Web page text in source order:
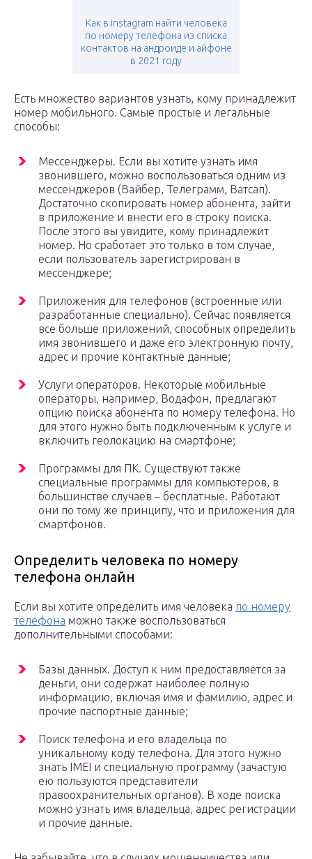
Как в instagram найти человека
по номеру телефона из списка
контактов на андроиде и айфоне
в 2021 году
Есть множество вариантов узнать, кому принадлежит
номер мобильного. Самые простые и легальные
способы:
Мессенджеры. Если вы хотите узнать имя
звонившего, можно воспользоваться одним из
мессенджеров (Вайбер, Телеграмм, Ватсап).
Достаточно скопировать номер абонента, зайти
в приложение и внести его в строку поиска.
После этого вы увидите, кому принадлежит
номер. Но сработает это только в том случае,
если пользователь зарегистрирован в
мессенджере;
Приложения для телефонов (встроенные или
разработанные специально). Сейчас появляется
все больше приложений, способных определить
имя звонившего и даже его электронную почту,
адрес и прочие контактные данные;
Услуги операторов. Некоторые мобильные
операторы, например, Водафон, предлагают
опцию поиска абонента по номеру телефона. Но
для этого нужно быть подключенным к услуге и
включить геолокацию на смартфоне;
Программы для ПК. Существуют также
специальные программы для компьютеров, в
большинстве случаев – бесплатные. Работают
они по тому же принципу, что и приложения для
смартфонов.
Определить человека по номеру
телефона онлайн
Если вы хотите определить имя человека по номеру
телефона можно также воспользоваться
дополнительными способами:
Базы данных. Доступ к ним предоставляется за
деньги, они содержат наиболее полную
информацию, включая имя и фамилию, адрес и
прочие паспортные данные;
Поиск телефона и его владельца по
уникальному коду телефона. Для этого нужно
знать IMEI и специальную программу (зачастую
ею пользуются представители
правоохранительных органов). В ходе поиска
можно узнать имя владельца, адрес регистрации
и прочие данные.